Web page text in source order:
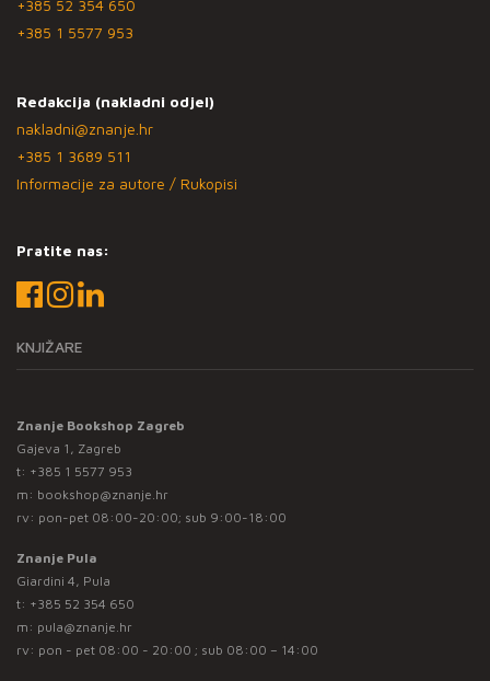
+385 52 354 650
+385 1 5577 953
Redakcija (nakladni odjel)
nakladni@znanje.hr
+385 1 3689 511
Informacije za autore / Rukopisi
Pratite nas:
KNJIŽARE
Znanje Bookshop Zagreb
Gajeva 1, Zagreb
t: +385 1 5577 953
m: bookshop@znanje.hr
rv: pon-pet 08:00-20:00; sub 9:00-18:00
Znanje Pula
Giardini 4, Pula
t: +385 52 354 650
m: pula@znanje.hr
rv: pon - pet 08:00 - 20:00 ; sub 08:00 – 14:00